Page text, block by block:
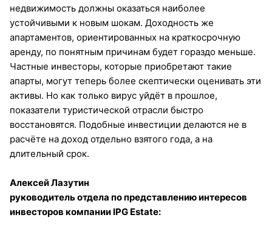
недвижимость должны оказаться наиболее
устойчивыми к новым шокам. Доходность же
апартаментов, ориентированных на краткосрочную
аренду, по понятным причинам будет гораздо меньше.
Частные инвесторы, которые приобретают такие
апарты, могут теперь более скептически оценивать эти
активы. Но как только вирус уйдёт в прошлое,
показатели туристической отрасли быстро
восстановятся. Подобные инвестиции делаются не в
расчёте на доход отдельно взятого года, а на
длительный срок.
Алексей Лазутин
руководитель отдела по представлению интересов
инвесторов компании IPG Estate: